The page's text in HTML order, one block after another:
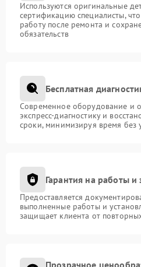
Используются оригинальные
сертификацию специалисты,
работу после ремонта и
обязательств
Бесплатная
Современное оборудование и
экспресс-диагностику и
сроки, минимизируя время без
Гарантия на работы и
Предоставляется
выполненные работы и
защищает клиента от
Прозрачное